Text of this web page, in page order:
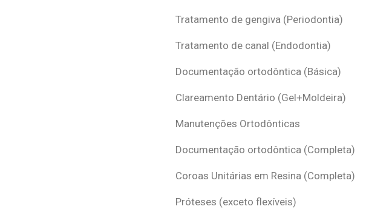
Tratamento de gengiva (Periodontia)
Tratamento de canal (Endodontia)
Documentação ortodôntica (Básica)
Clareamento Dentário (Gel+Moldeira)
Manutenções Ortodônticas
Documentação ortodôntica (Completa)
Coroas Unitárias em Resina (Completa)
Próteses (exceto flexíveis)